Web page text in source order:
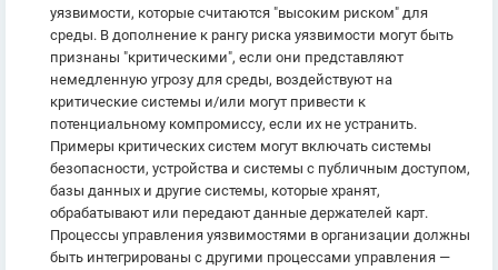
уязвимости, которые считаются "высоким риском" для
среды. В дополнение к рангу риска уязвимости могут быть
признаны "критическими", если они представляют
немедленную угрозу для среды, воздействуют на
критические системы и/или могут привести к
потенциальному компромиссу, если их не устранить.
Примеры критических систем могут включать системы
безопасности, устройства и системы с публичным доступом,
базы данных и другие системы, которые хранят,
обрабатывают или передают данные держателей карт.
Процессы управления уязвимостями в организации должны
быть интегрированы с другими процессами управления —